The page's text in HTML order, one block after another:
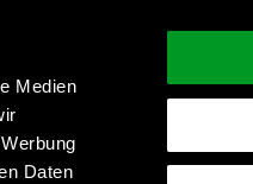
Medien
Daten